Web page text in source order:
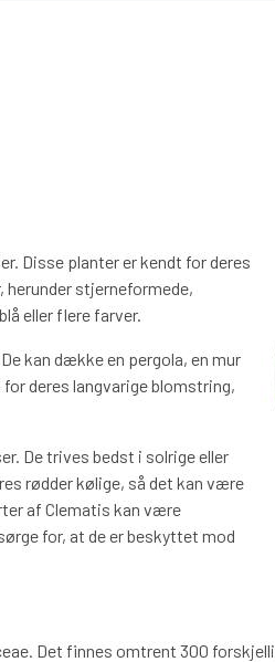
Disse planter er kendt for deres
stjerneformede,
eller flere farver.
kan dække en pergola, en mur
deres langvarige blomstring,
De trives bedst i solrige eller
rødder kølige, så det kan være
af Clematis kan være
for, at de er beskyttet mod
Det finnes omtrent 300